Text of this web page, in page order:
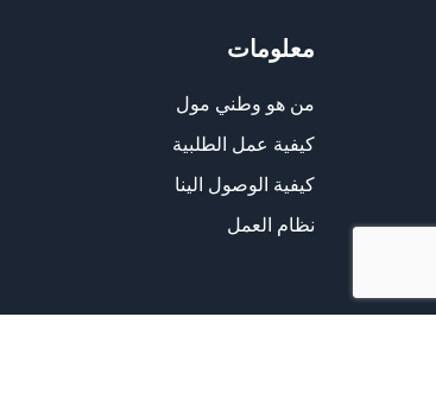
معلومات
من هو وطني مول
كيفية عمل الطلبية
كيفية الوصول الينا
نظام العمل